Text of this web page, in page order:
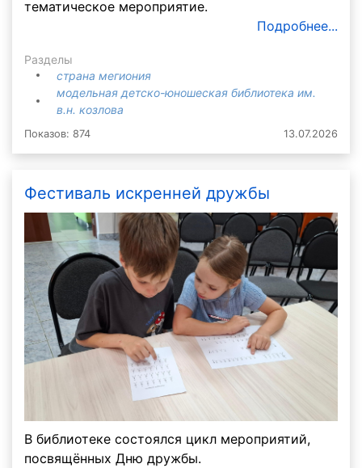
тематическое мероприятие.
Подробнее...
Разделы
страна мегиония
модельная детско-юношеская библиотека им.
в.н. козлова
Показов: 874 13.07.2026
Фестиваль искренней дружбы
В библиотеке состоялся цикл мероприятий,
посвящённых Дню дружбы.